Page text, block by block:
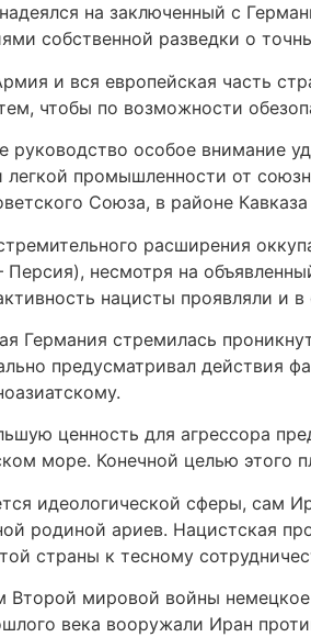
на заключенный с
собственной разведки о
и вся европейская часть
чтобы по возможности
руководство особое внимание
легкой промышленности от
Союза, в районе
расширения
Персия), несмотря на
нацисты проявляли и
Германия стремилась
предусматривал действия
ценность для агрессора
море. Конечной целью этого
идеологической сферы, сам
родиной ариев. Нацистская
страны к тесному
Второй мировой войны
века вооружали Иран